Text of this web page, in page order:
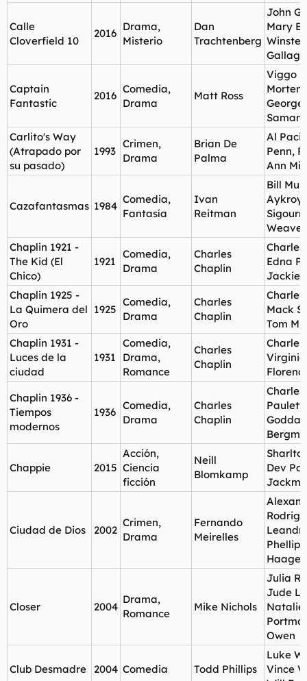
Calle
Cloverfield 10
2016
Drama,
Misterio
Dan
Trachtenberg
John
Mary
Captain
Fantastic
2016
Comedia,
Drama
Matt Ross
Viggo
George
Carlito's Way
(Atrapado por
su pasado)
1993
Crimen,
Drama
Brian De
Palma
Al
Penn,
Ann
Cazafantasmas 1984
Comedia,
Fantasía
Ivan
Reitman
Bill
Weaver
Chaplin 1921 -
The Kid (El
Chico)
1921
Comedia,
Drama
Charles
Chaplin
Edna
Jackie
Chaplin 1925 -
La Quimera del
Oro
1925
Comedia,
Drama
Charles
Chaplin
Mack
Tom
Chaplin 1931 -
Luces de la
ciudad
1931
Comedia,
Drama,
Romance
Charles
Chaplin
Chaplin 1936 -
Tiempos
modernos
1936
Comedia,
Drama
Charles
Chaplin
Chappie 2015
Acción,
Ciencia
ficción
Neill
Blomkamp
Sharlto
Dev
Ciudad de Dios 2002
Crimen,
Drama
Fernando
Meirelles
Phellipe
Closer 2004
Drama,
Romance
Mike Nichols
Julia
Jude
Natalie
Owen
Club Desmadre 2004 Comedia Todd Phillips
Luke
Vince